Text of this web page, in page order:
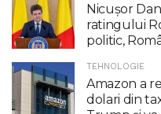
Nicuşor
ratingului
politic,
TEHNOLOGIE
Amazon a
dolari din